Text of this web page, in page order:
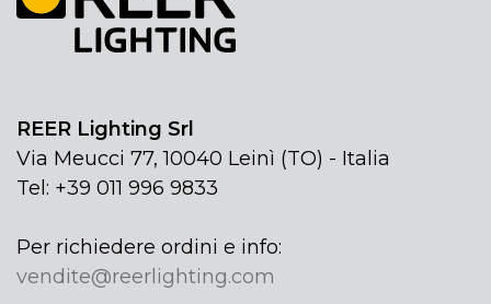
REER Lighting Srl
Via Meucci 77, 10040 Leinì (TO) - Italia
Tel: +39 011 996 9833
Per richiedere ordini e info:
vendite@reerlighting.com